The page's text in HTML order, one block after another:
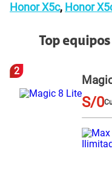
Honor X5c, Honor
Top equipos